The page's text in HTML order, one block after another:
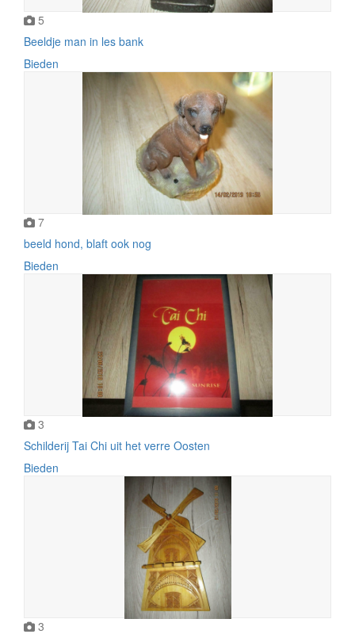
5
Beeldje man in les bank
Bieden
7
beeld hond, blaft ook nog
Bieden
3
Schilderij Tai Chi uit het verre Oosten
Bieden
3